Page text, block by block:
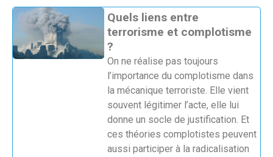
Quels liens entre
terrorisme et complotisme
?
On ne réalise pas toujours
l’importance du complotisme dans
la mécanique terroriste. Elle vient
souvent légitimer l’acte, elle lui
donne un socle de justification. Et
ces théories complotistes peuvent
aussi participer à la radicalisation